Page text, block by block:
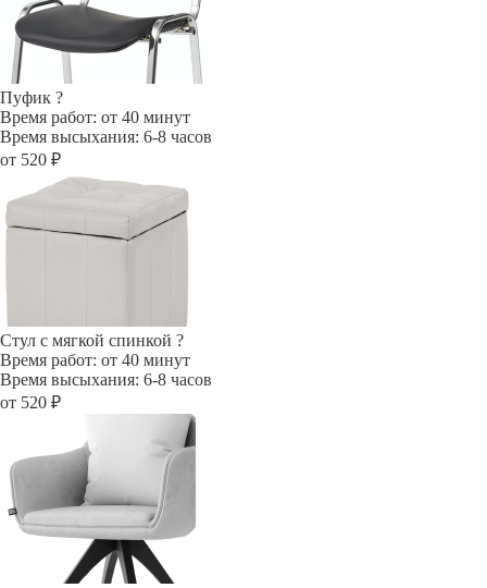
Пуфик ?
Время работ: от 40 минут
Время высыхания: 6-8 часов
от 520 ₽
Стул с мягкой спинкой ?
Время работ: от 40 минут
Время высыхания: 6-8 часов
от 520 ₽